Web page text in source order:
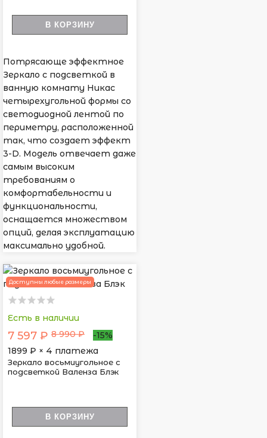
В КОРЗИНУ
Потрясающе эффектное
Зеркало с подсветкой в
ванную комнату Никас
четырехугольной формы со
светодиодной лентой по
периметру, расположенной
так, что создает эффект
3-D. Модель отвечает даже
самым высоким
требованиям о
комфортабельности и
функциональности,
оснащается множеством
опций, делая эксплуатацию
максимально удобной.
Доступны любые размеры
Есть в наличии
7 597 ₽ 8 990 ₽
-15%
1899 ₽ × 4 платежа
Зеркало восьмиугольное с
подсветкой Валенза Блэк
В КОРЗИНУ